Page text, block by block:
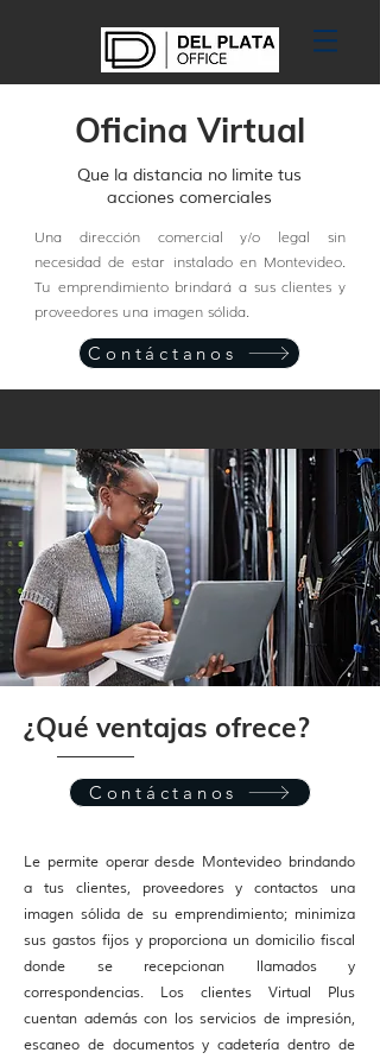
Oficina Virtual
Que la distancia no limite tus
acciones comerciales
Una dirección comercial y/o legal sin
necesidad de estar instalado en Montevideo.
Tu emprendimiento brindará a sus clientes y
proveedores una imagen sólida.
Contáctanos
¿Qué ventajas ofrece?
Contáctanos
Le permite operar desde Montevideo brindando
a tus clientes, proveedores y contactos una
imagen sólida de su emprendimiento; minimiza
sus gastos fijos y proporciona un domicilio fiscal
donde se recepcionan llamados y
correspondencias. Los clientes Virtual Plus
cuentan además con los servicios de impresión,
escaneo de documentos y cadetería dentro de